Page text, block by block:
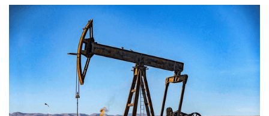
hụt dầu từ Trung Đông, kéo giá Brent và WTI xuống mức thấp nhất
trong nhiều tháng.